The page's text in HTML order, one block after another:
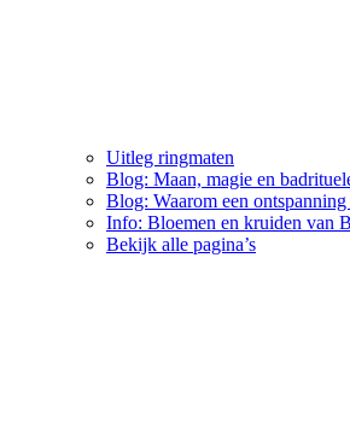
Uitleg ringmaten
Blog: Maan, magie en
Blog: Waarom een ontspanning
Info: Bloemen en kruiden van
Bekijk alle pagina’s